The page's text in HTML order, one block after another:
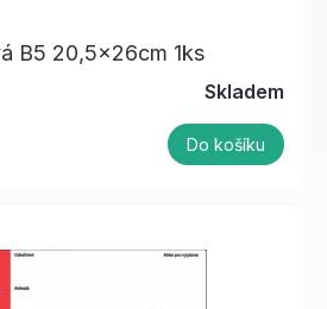
B5 20,5x26cm 1ks
Skladem
Do košíku